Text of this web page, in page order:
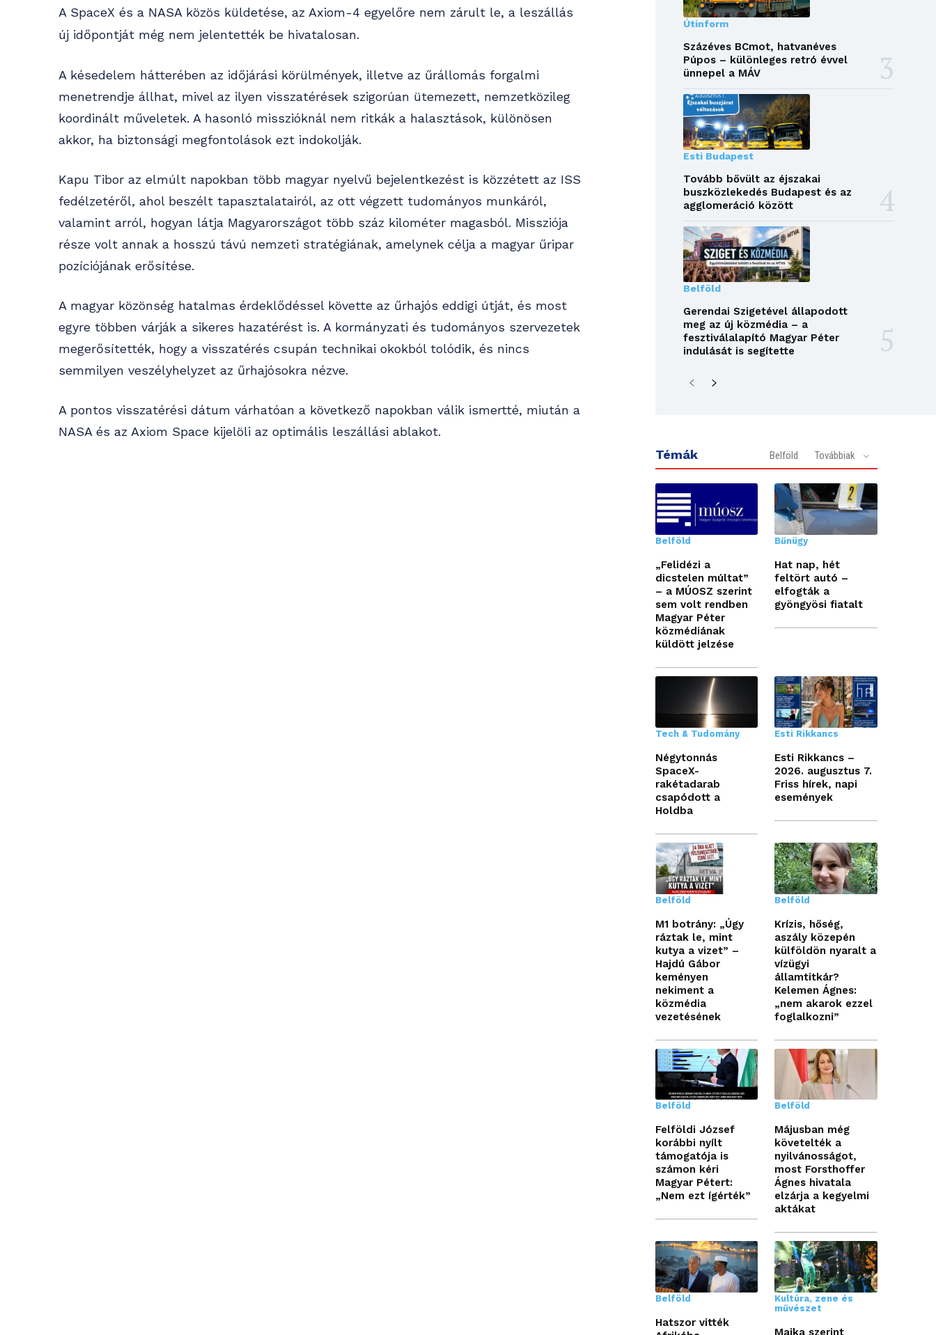
A SpaceX és a NASA közös küldetése, az Axiom-4 egyelőre nem zárult le, a leszállás
új időpontját még nem jelentették be hivatalosan.
A késedelem hátterében az időjárási körülmények, illetve az űrállomás forgalmi
menetrendje állhat, mivel az ilyen visszatérések szigorúan ütemezett, nemzetközileg
koordinált műveletek. A hasonló misszióknál nem ritkák a halasztások, különösen
akkor, ha biztonsági megfontolások ezt indokolják.
Kapu Tibor az elmúlt napokban több magyar nyelvű bejelentkezést is közzétett az ISS
fedélzetéről, ahol beszélt tapasztalatairól, az ott végzett tudományos munkáról,
valamint arról, hogyan látja Magyarországot több száz kilométer magasból. Missziója
része volt annak a hosszú távú nemzeti stratégiának, amelynek célja a magyar űripar
pozíciójának erősítése.
A magyar közönség hatalmas érdeklődéssel követte az űrhajós eddigi útját, és most
egyre többen várják a sikeres hazatérést is. A kormányzati és tudományos szervezetek
megerősítették, hogy a visszatérés csupán technikai okokból tolódik, és nincs
semmilyen veszélyhelyzet az űrhajósokra nézve.
A pontos visszatérési dátum várhatóan a következő napokban válik ismertté, miután a
NASA és az Axiom Space kijelöli az optimális leszállási ablakot.
Útinform
Százéves BCmot, hatvanéves
Púpos – különleges retró évvel
ünnepel a MÁV
Esti Budapest
Tovább bővült az éjszakai
buszközlekedés Budapest és az
agglomeráció között
Belföld
Gerendai Szigetével állapodott
meg az új közmédia – a
fesztiválalapító Magyar Péter
indulását is segítette
Témák Belföld Továbbiak
Belföld
„Felidézi a
dicstelen múltat”
– a MÚOSZ szerint
sem volt rendben
Magyar Péter
közmédiának
küldött jelzése
Bűnügy
Hat nap, hét
feltört autó –
elfogták a
gyöngyösi fiatalt
Tech & Tudomány
Négytonnás
SpaceX-
rakétadarab
csapódott a
Holdba
Esti Rikkancs
Esti Rikkancs –
2026. augusztus 7.
Friss hírek, napi
események
Belföld
M1 botrány: „Úgy
ráztak le, mint
kutya a vizet” –
Hajdú Gábor
keményen
nekiment a
közmédia
vezetésének
Belföld
Krízis, hőség,
aszály közepén
külföldön nyaralt a
vízügyi
államtitkár?
Kelemen Ágnes:
„nem akarok ezzel
foglalkozni”
Belföld
Felföldi József
korábbi nyílt
támogatója is
számon kéri
Magyar Pétert:
„Nem ezt ígérték”
Belföld
Májusban még
követelték a
nyilvánosságot,
most Forsthoffer
Ágnes hivatala
elzárja a kegyelmi
aktákat
Belföld
Hatszor vitték
Kultúra, zene és
művészet
Majka szerint